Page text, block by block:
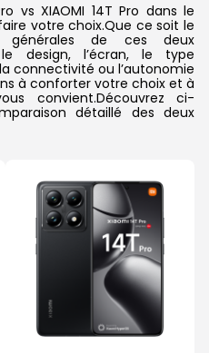
vs XIAOMI 14T Pro dans le
votre choix.Que ce soit le
générales de ces deux
design, l’écran, le type
connectivité ou l’autonomie
à conforter votre choix et à
convient.Découvrez ci-
détaillé des deux